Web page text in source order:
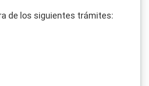
de los siguientes trámites: